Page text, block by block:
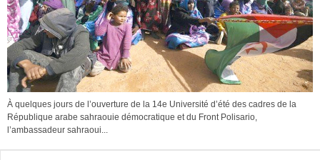
À quelques jours de l’ouverture de la 14e Université d’été des cadres de la
République arabe sahraouie démocratique et du Front Polisario,
l’ambassadeur sahraoui...